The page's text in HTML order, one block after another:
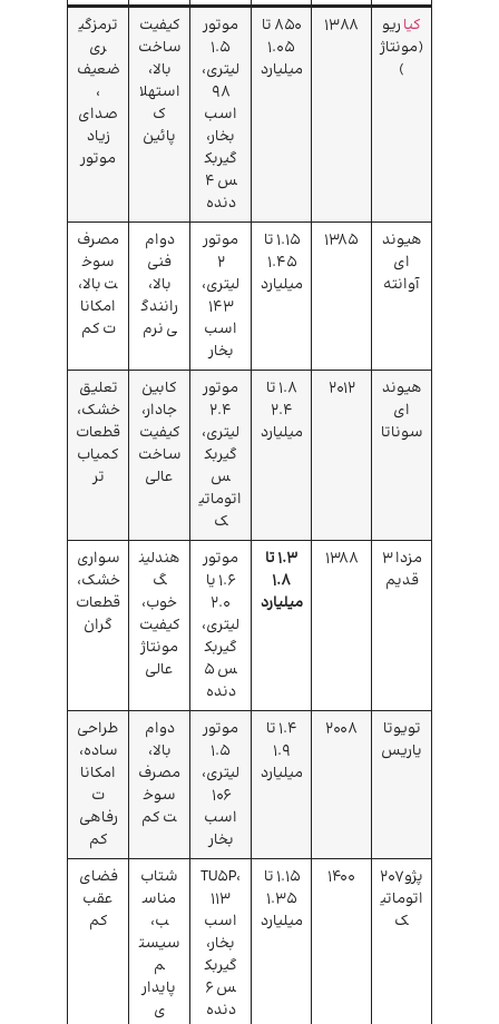
کیاریو
(مونتاژ
)
۱۳88
850 تا
1.05
میلیارد
موتور
1.5
لیتری،
98
اسب
بخار،
گیربک
س 4
دنده
کیفیت
ساخت
بالا،
استهلا
ک
پائین
ترمزگی
ری
ضعیف
،
صدای
زیاد
موتور
هیوند
ای
آوانته
1385
1.15 تا
1.45
میلیارد
موتور
2
لیتری،
143
اسب
بخار
دوام
فنی
بالا،
رانندگ
ی نرم
مصرف
سوخ
ت بالا،
امکانا
ت کم
هیوند
ای
سوناتا
۲۰۱۲
1.8 تا
2.4
میلیارد
موتور
2.4
لیتری،
گیربک
س
اتوماتی
ک
کابین
جادار،
کیفیت
ساخت
عالی
تعلیق
خشک،
قطعات
کمیاب‌
تر
مزدا ۳
قدیم
1388
1.3 تا
1.8
میلیارد
موتور
۱.۶ یا
۲.۰
لیتری،
گیربک
س ۵
دنده
هندلین
گ
خوب،
کیفیت
مونتاژ
عالی
سواری
خشک،
قطعات
گران
تویوتا
یاریس
۲۰08
1.4 تا
1.9
میلیارد
موتور
۱.۵
لیتری،
۱۰۶
اسب
بخار
دوام
بالا،
مصرف
سوخ
ت کم
طراحی
ساده،
امکانا
ت
رفاهی
کم
پژو ۲۰۷
اتوماتی
ک
1400
1.15 تا
1.35
میلیارد
TU5P،
۱۱۳
اسب
بخار،
گیربک
س ۶
دنده
شتاب
مناس
ب،
سیست
م
پایدار
ی
فضای
عقب
کم